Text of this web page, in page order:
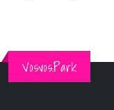
Vosvos.Park